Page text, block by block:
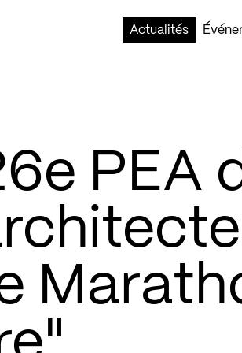
Actualités
PEA